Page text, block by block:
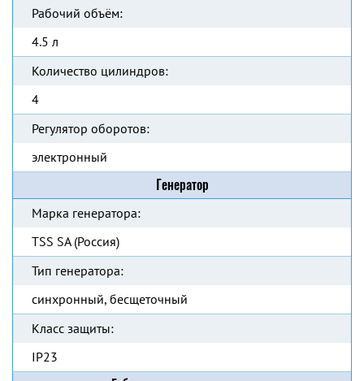
Рабочий объём:
4.5 л
Количество цилиндров:
4
Регулятор оборотов:
электронный
Генератор
Марка генератора:
TSS SA (Россия)
Тип генератора:
синхронный, бесщеточный
Класс защиты:
IP23